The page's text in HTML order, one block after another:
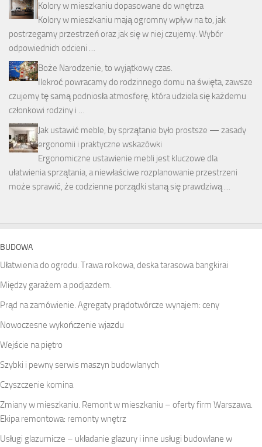
Kolory w mieszkaniu dopasowane do wnętrza
Kolory w mieszkaniu mają ogromny wpływ na to, jak
postrzegamy przestrzeń oraz jak się w niej czujemy. Wybór
odpowiednich odcieni …
Boże Narodzenie, to wyjątkowy czas.
Ilekroć powracamy do rodzinnego domu na święta, zawsze
czujemy tę samą podniosła atmosferę, która udziela się każdemu
członkowi rodziny i …
Jak ustawić meble, by sprzątanie było prostsze — zasady
ergonomii i praktyczne wskazówki
Ergonomiczne ustawienie mebli jest kluczowe dla
ułatwienia sprzątania, a niewłaściwe rozplanowanie przestrzeni
może sprawić, że codzienne porządki staną się prawdziwą …
BUDOWA
Ułatwienia do ogrodu. Trawa rolkowa, deska tarasowa bangkirai
Między garażem a podjazdem.
Prąd na zamówienie. Agregaty prądotwórcze wynajem: ceny
Nowoczesne wykończenie wjazdu
Wejście na piętro
Szybki i pewny serwis maszyn budowlanych
Czyszczenie komina
Zmiany w mieszkaniu. Remont w mieszkaniu – oferty firm Warszawa.
Ekipa remontowa: remonty wnętrz
Usługi glazurnicze – układanie glazury i inne usługi budowlane w